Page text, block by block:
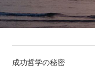
成功哲学の秘密